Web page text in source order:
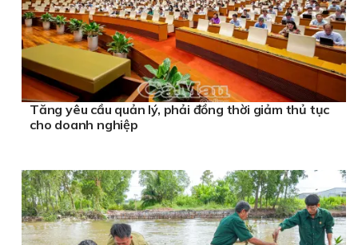
Tăng yêu cầu quản lý, phải đồng thời giảm thủ tục
cho doanh nghiệp